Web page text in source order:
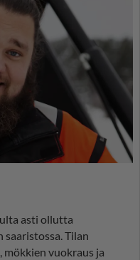
asti ollutta
saaristossa. Tilan
vuokraus ja